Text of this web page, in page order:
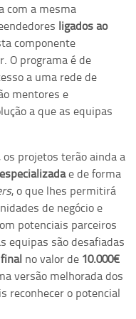
com a mesma
ligados ao
componente
O programa é de
a uma rede de
mentores e
a que as equipas
os projetos terão ainda a
e de forma
, o que lhes permitirá
de negócio e
potenciais parceiros
equipas são desafiadas
no valor de 10.000€
versão melhorada dos
reconhecer o potencial